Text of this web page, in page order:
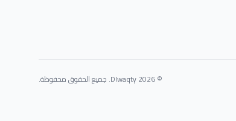
© 2026 Dlwaqty. جميع الحقوق محفوظة.